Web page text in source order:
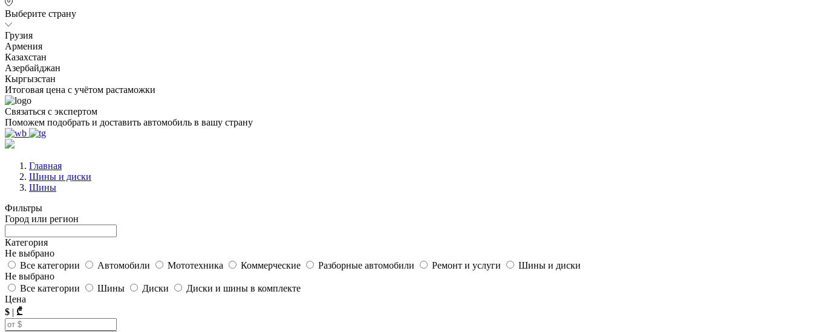
Выберите страну
Грузия
Армения
Казахстан
Азербайджан
Кыргызстан
Итоговая цена с учётом растаможки
Связаться с экспертом
Поможем подобрать и доставить автомобиль в вашу страну
Главная
Шины и диски
Шины
Фильтры
Город или регион
Категория
Не выбрано
Все категории
Автомобили Мототехника Коммерческие Разборные автомобили Ремонт и услуги
Шины и диски
Не выбрано
Все категории
Шины Диски
Диски и шины в комплекте
Цена
$ | ₾